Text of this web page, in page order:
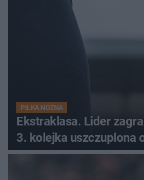
PIŁKA NOŻNA
Ekstraklasa. Lider
3. kolejka uszczuplona